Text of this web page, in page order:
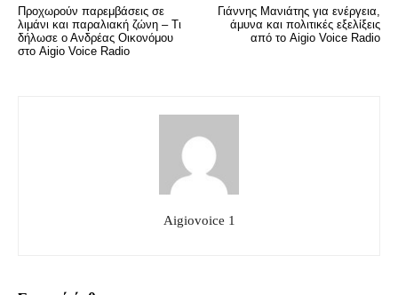
Προχωρούν παρεμβάσεις σε
λιμάνι και παραλιακή ζώνη – Τι
δήλωσε ο Ανδρέας Οικονόμου
στο Aigio Voice Radio
Γιάννης Μανιάτης για ενέργεια,
άμυνα και πολιτικές εξελίξεις
από το Aigio Voice Radio
Aigiovoice 1